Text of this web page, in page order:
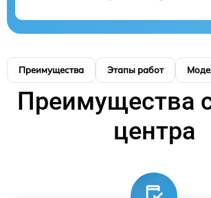
Преимущества Этапы работ
Преимущества
центра